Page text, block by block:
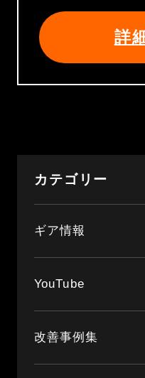
カテゴリー
ギア情報
YouTube
改善事例集
詳